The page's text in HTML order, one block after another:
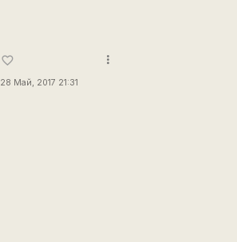
favorite_border
28 Май, 2017 21:31
more_vert